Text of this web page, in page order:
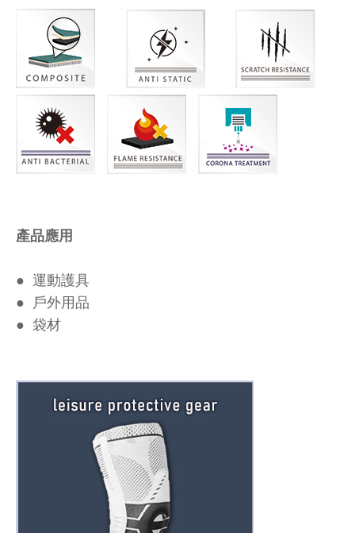
產品應用
● 運動護具
● 戶外用品
● 袋材